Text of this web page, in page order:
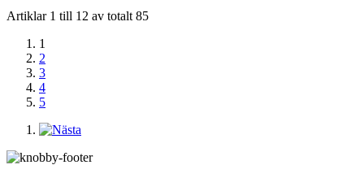
Artiklar 1 till 12 av totalt 85
1
2
3
4
5